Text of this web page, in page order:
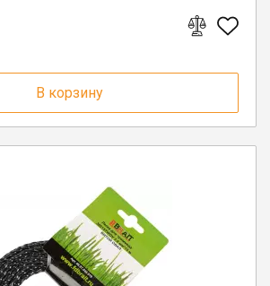
д.
В корзину